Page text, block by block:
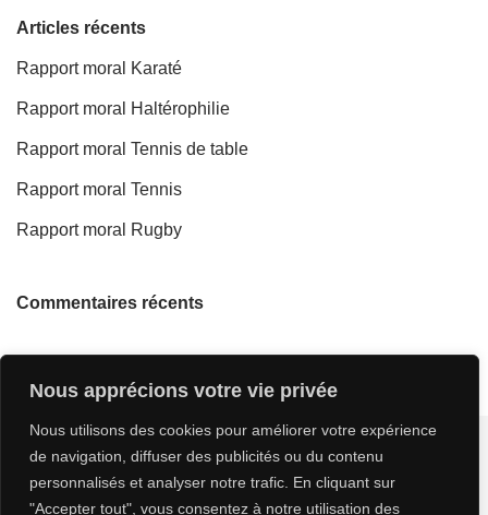
Nous apprécions votre vie privée
Nous utilisons des cookies pour améliorer votre expérience
de navigation, diffuser des publicités ou du contenu
personnalisés et analyser notre trafic. En cliquant sur
"Accepter tout", vous consentez à notre utilisation des
Articles récents
Rapport moral Karaté
Rapport moral Haltérophilie
Rapport moral Tennis de table
Rapport moral Tennis
Rapport moral Rugby
Commentaires récents